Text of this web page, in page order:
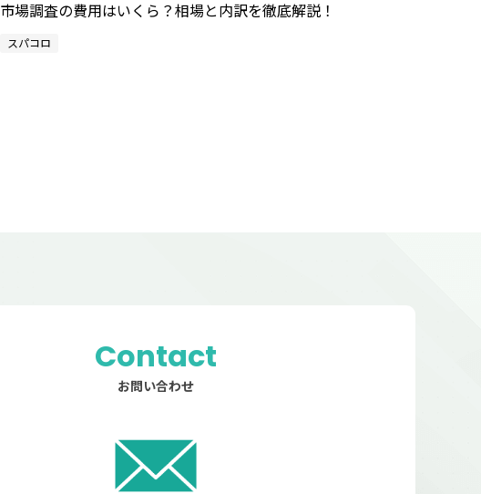
市場調査の費用はいくら？相場と内訳を徹底解説！
スパコロ
Contact
お問い合わせ